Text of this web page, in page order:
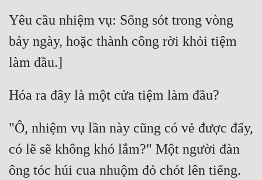
Vô Địch
Võ Hiệp
Xuyên Không
Xuyên Nhanh
Xuyên Sách
Xuyên Thư
Yêu cầu nhiệm vụ: Sống sót trong vòng
bảy ngày, hoặc thành công rời khỏi tiệm
"Ô, nhiệm vụ lần này cũng có vẻ được đấy,
có lẽ sẽ không khó lắm?" Một người đàn